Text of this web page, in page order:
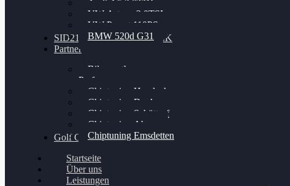
Audi A5 3.0TDI
VW Arteon 2.0TSI
VW Passat 110PS
BMW 520d G31
SID212 / 212EVO UNLOCK
Partner
Bilgenroth
Performance
Chiptuning Herzlacke
Chiptuning Duelmen
Chiptuning Schüttorf
Chiptuning Ahaus
Chiptuning Emsdetten
Golf Gewinnspiel
Startseite
Über uns
Leistungen